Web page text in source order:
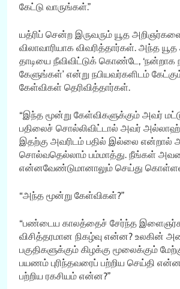
கேட்டு வாருங்கள்.”
யத்ரிப் சென்ற இருவரும் யூத
விலாவாரியாக விவரித்தார்கள். அந்த
தாடியை நீவிவிட்டுக் கொண்டே, ‘நன்றாக
கேளுங்கள்’ என்று நபியவர்களிடம்
கேள்விகள் தெரிவித்தார்கள்.
“இந்த மூன்று கேள்விகளுக்கும் அவர்
பதிலைச் சொல்லிவிட்டால் அவர்
இதற்கு அவரிடம் பதில் இல்லை என்றால்
சொல்வதெல்லாம் பம்மாத்து. நீங்கள்
என்னவேண்டுமானாலும் செய்து
“அந்த மூன்று கேள்விகள்?”
“பண்டைய காலத்தைச் சேர்ந்த
விசித்தரமான நிகழ்வு என்ன? உலகின்
பகுதிகளுக்கும் கிழக்கு மூலைக்கும்
பயணம் புரிந்தவரைப் பற்றிய செய்தி
பற்றிய ரகசியம் என்ன?”